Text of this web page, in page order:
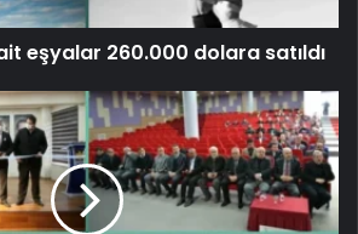
eşyalar 260.000 dolara satıldı